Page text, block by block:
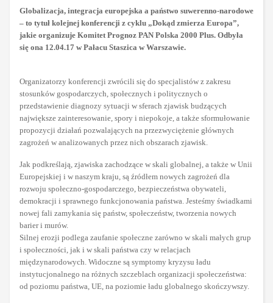
Globalizacja, integracja europejska a państwo suwerenno-narodowe
– to tytuł kolejnej konferencji z cyklu „Dokąd zmierza Europa”,
jakie organizuje Komitet Prognoz PAN Polska 2000 Plus. Odbyła
się ona 12.04.17 w Pałacu Staszica w Warszawie.
Organizatorzy konferencji zwrócili się do specjalistów z zakresu
stosunków gospodarczych, społecznych i politycznych o
przedstawienie diagnozy sytuacji w sferach zjawisk budzących
największe zainteresowanie, spory i niepokoje, a także sformułowanie
propozycji działań pozwalających na przezwyciężenie głównych
zagrożeń w analizowanych przez nich obszarach zjawisk.
Jak podkreślają, zjawiska zachodzące w skali globalnej, a także w Unii
Europejskiej i w naszym kraju, są źródłem nowych zagrożeń dla
rozwoju społeczno-gospodarczego, bezpieczeństwa obywateli,
demokracji i sprawnego funkcjonowania państwa. Jesteśmy świadkami
nowej fali zamykania się państw, społeczeństw, tworzenia nowych
barier i murów.
Silnej erozji podlega zaufanie społeczne zarówno w skali małych grup
i społeczności, jak i w skali państwa czy w relacjach
międzynarodowych. Widoczne są symptomy kryzysu ładu
instytucjonalnego na różnych szczeblach organizacji społeczeństwa:
od poziomu państwa, UE, na poziomie ładu globalnego skończywszy.